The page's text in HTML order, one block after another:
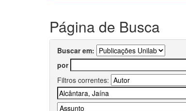
Página de Busca
Buscar em:
por
Filtros correntes: